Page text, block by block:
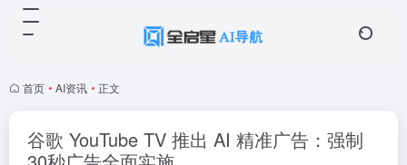
首页 • AI资讯 • 正文
谷歌 YouTube TV 推出 AI 精准广告：强制